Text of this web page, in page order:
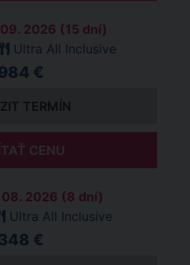
2026 (15 dní)
Ultra All Inclusive
€
TERMÍN
CENU
08. 2026 (8 dní)
Ultra All Inclusive
€